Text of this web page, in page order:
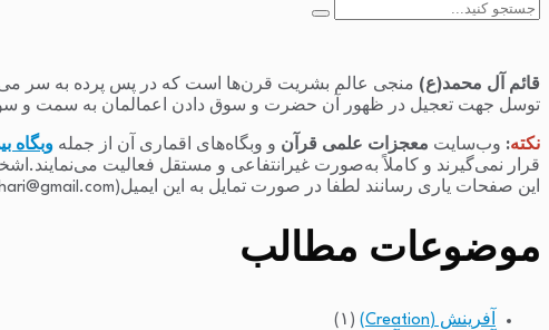
جستجو
قائم آل محمد(ع) منجی عالم بشریت قرن‌ها است که در پس پرده به سر
توسل جهت تعجیل در ظهور آن حضرت و سوق دادن اعمالمان به سمت و
نکته: وب‌سایت معجزات علمی قرآن و وبگاه‌های اقماری آن از جمله وبگاه
قرار نمی‌گیرند و کاملاً به‌صورت غیرانتفاعی و مستقل فعالیت
این صفحات یاری رسانند لطفا در صورت تمایل به این ایمیل(raminfakhari@gmail.com) پیام بدهند.
موضوعات مطالب
آفرینش (Creation)
(۱)